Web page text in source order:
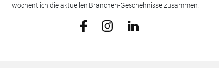
wöchentlich die aktuellen Branchen-Geschehnisse zusammen.